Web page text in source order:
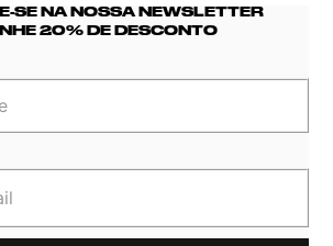
SE NA NOSSA NEWSLETTER
20% DE DESCONTO